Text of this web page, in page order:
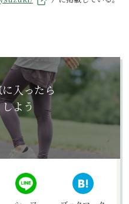
入ったら
よう